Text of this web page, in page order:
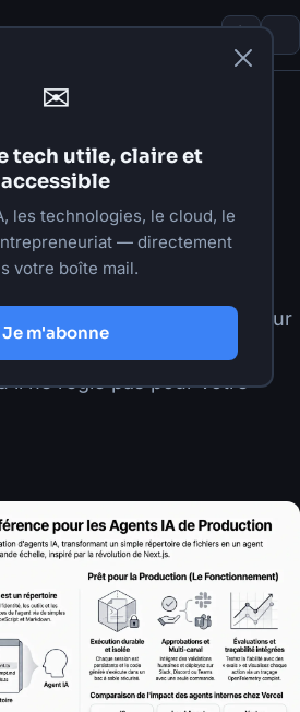
: ce que le
open-
pour vos
framework open-source pour
IA fiables. Ce qu'il
ne règle pas pour votre
✉
tech utile, claire et
accessible
les technologies, le cloud, le
— directement
votre boîte mail.
Je m'abonne